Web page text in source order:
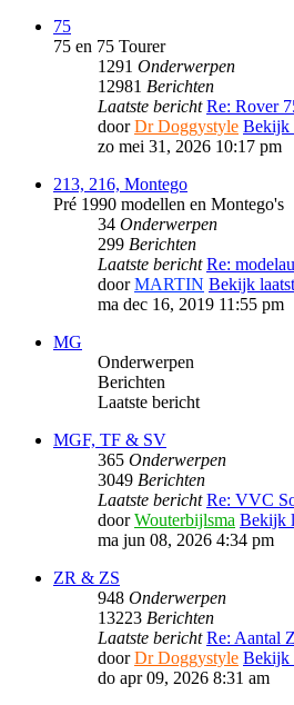
75
75 en 75 Tourer
1291 Onderwerpen
12981 Berichten
Laatste bericht Re: Rover
doorDr Doggystyle Bekijk
zo mei 31, 2026 10:17 pm
213, 216, Montego
Pré 1990 modellen en Montego's
34 Onderwerpen
299 Berichten
Laatste bericht Re:
doorMARTIN Bekijk
ma dec 16, 2019 11:55 pm
MG
Onderwerpen
Berichten
Laatste bericht
MGF, TF & SV
365 Onderwerpen
3049 Berichten
Laatste bericht Re: VVC
doorWouterbijlsma Bekijk
ma jun 08, 2026 4:34 pm
ZR & ZS
948 Onderwerpen
13223 Berichten
Laatste bericht Re: Aantal
doorDr Doggystyle Bekijk
do apr 09, 2026 8:31 am